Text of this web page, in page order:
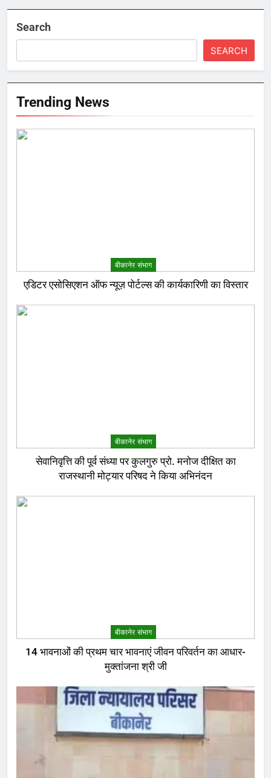
Search
SEARCH
Trending News
बीकानेर संभाग
एडिटर एसोसिएशन ऑफ न्यूज़ पोर्टल्स की कार्यकारिणी का विस्तार
बीकानेर संभाग
सेवानिवृत्ति की पूर्व संध्या पर कुलगुरु प्रो. मनोज दीक्षित का
राजस्थानी मोट्यार परिषद ने किया अभिनंदन
बीकानेर संभाग
14 भावनाओं की प्रथम चार भावनाएं जीवन परिवर्तन का आधार-
मुक्तांजना श्री जी